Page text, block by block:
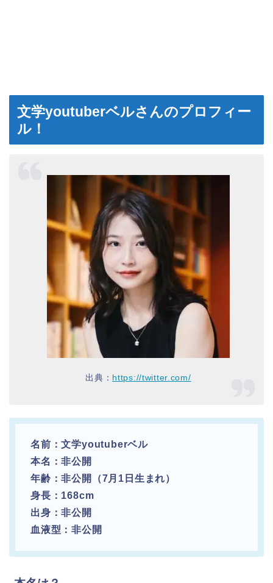
文学youtuberベルさんのプロフィー
ル！
出典： https://twitter.com/
名前：文学youtuberベル
本名：非公開
年齢：非公開（7月1日生まれ）
身長：168cm
出身：非公開
血液型：非公開